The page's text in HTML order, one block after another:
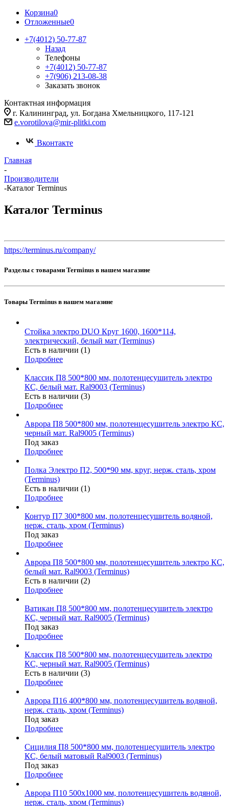
Корзина0
Отложенные0
+7(4012) 50-77-87
Назад
Телефоны
+7(4012) 50-77-87
+7(906) 213-08-38
Заказать звонок
Контактная информация
г. Калининград, ул. Богдана Хмельницкого, 117-121
e.vorotilova@mir-plitki.com
Вконтакте
Главная
-
Производители
-Каталог Terminus
Каталог Terminus
https://terminus.ru/company/
Разделы с товарами Terminus в нашем магазине
Товары Terminus в нашем магазине
Стойка электро DUO Круг 1600, 1600*114,
электрический, белый мат (Terminus)
Есть в наличии (1)
Подробнее
Классик П8 500*800 мм, полотенцесушитель электро
КС, белый мат. Ral9003 (Terminus)
Есть в наличии (3)
Подробнее
Аврора П8 500*800 мм, полотенцесушитель электро КС,
черный мат. Ral9005 (Terminus)
Под заказ
Подробнее
Полка Электро П2, 500*90 мм, круг, нерж. сталь, хром
(Terminus)
Есть в наличии (1)
Подробнее
Контур П7 300*800 мм, полотенцесушитель водяной,
нерж. сталь, хром (Terminus)
Под заказ
Подробнее
Аврора П8 500*800 мм, полотенцесушитель электро КС,
белый мат. Ral9003 (Terminus)
Есть в наличии (2)
Подробнее
Ватикан П8 500*800 мм, полотенцесушитель электро
КС, черный мат. Ral9005 (Terminus)
Под заказ
Подробнее
Классик П8 500*800 мм, полотенцесушитель электро
КС, черный мат. Ral9005 (Terminus)
Есть в наличии (3)
Подробнее
Аврора П16 400*800 мм, полотенцесушитель водяной,
нерж. сталь, хром (Terminus)
Под заказ
Подробнее
Сицилия П8 500*800 мм, полотенцесушитель электро
КС, белый матовый Ral9003 (Terminus)
Под заказ
Подробнее
Аврора П10 500х1000 мм, полотенцесушитель водяной,
нерж. сталь, хром (Terminus)